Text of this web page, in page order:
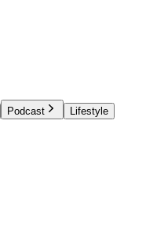
Podcast
Lifestyle